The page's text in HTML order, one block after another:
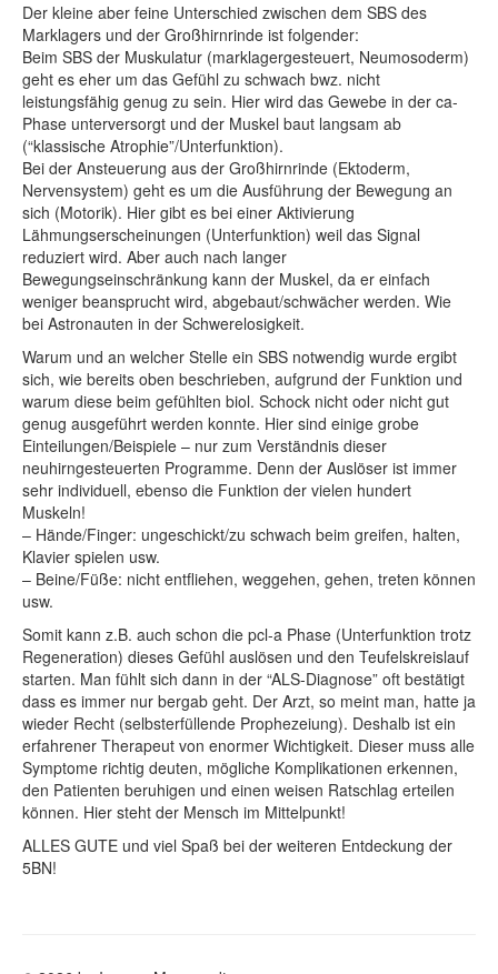
Der kleine aber feine Unterschied zwischen dem SBS des
Marklagers und der Großhirnrinde ist folgender:
Beim SBS der Muskulatur (marklagergesteuert, Neumosoderm)
geht es eher um das Gefühl zu schwach bwz. nicht
leistungsfähig genug zu sein. Hier wird das Gewebe in der ca-
Phase unterversorgt und der Muskel baut langsam ab
(“klassische Atrophie”/Unterfunktion).
Bei der Ansteuerung aus der Großhirnrinde (Ektoderm,
Nervensystem) geht es um die Ausführung der Bewegung an
sich (Motorik). Hier gibt es bei einer Aktivierung
Lähmungserscheinungen (Unterfunktion) weil das Signal
reduziert wird. Aber auch nach langer
Bewegungseinschränkung kann der Muskel, da er einfach
weniger beansprucht wird, abgebaut/schwächer werden. Wie
bei Astronauten in der Schwerelosigkeit.
Warum und an welcher Stelle ein SBS notwendig wurde ergibt
sich, wie bereits oben beschrieben, aufgrund der Funktion und
warum diese beim gefühlten biol. Schock nicht oder nicht gut
genug ausgeführt werden konnte. Hier sind einige grobe
Einteilungen/Beispiele – nur zum Verständnis dieser
neuhirngesteuerten Programme. Denn der Auslöser ist immer
sehr individuell, ebenso die Funktion der vielen hundert
Muskeln!
– Hände/Finger: ungeschickt/zu schwach beim greifen, halten,
Klavier spielen usw.
– Beine/Füße: nicht entfliehen, weggehen, gehen, treten können
usw.
Somit kann z.B. auch schon die pcl-a Phase (Unterfunktion trotz
Regeneration) dieses Gefühl auslösen und den Teufelskreislauf
starten. Man fühlt sich dann in der “ALS-Diagnose” oft bestätigt
dass es immer nur bergab geht. Der Arzt, so meint man, hatte ja
wieder Recht (selbsterfüllende Prophezeiung). Deshalb ist ein
erfahrener Therapeut von enormer Wichtigkeit. Dieser muss alle
Symptome richtig deuten, mögliche Komplikationen erkennen,
den Patienten beruhigen und einen weisen Ratschlag erteilen
können. Hier steht der Mensch im Mittelpunkt!
ALLES GUTE und viel Spaß bei der weiteren Entdeckung der
5BN!